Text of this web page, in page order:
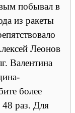
побывал в
из ракеты
Леонов
Валентина
более
48 раз. Для